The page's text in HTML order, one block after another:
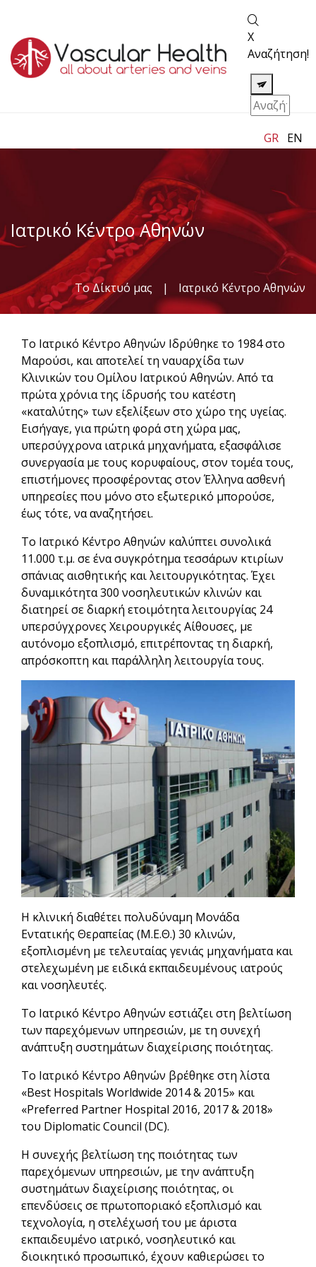
X
Αναζήτηση!
GR EN
Ιατρικό Κέντρο Αθηνών
Το Δίκτυό μας | Ιατρικό Κέντρο Αθηνών
Το Ιατρικό Κέντρο Αθηνών Ιδρύθηκε το 1984 στο
Μαρούσι, και αποτελεί τη ναυαρχίδα των
Κλινικών του Ομίλου Ιατρικού Αθηνών. Από τα
πρώτα χρόνια της ίδρυσής του κατέστη
«καταλύτης» των εξελίξεων στο χώρο της υγείας.
Εισήγαγε, για πρώτη φορά στη χώρα μας,
υπερσύγχρονα ιατρικά μηχανήματα, εξασφάλισε
συνεργασία με τους κορυφαίους, στον τομέα τους,
επιστήμονες προσφέροντας στον Έλληνα ασθενή
υπηρεσίες που μόνο στο εξωτερικό μπορούσε,
έως τότε, να αναζητήσει.
Το Ιατρικό Κέντρο Αθηνών καλύπτει συνολικά
11.000 τ.μ. σε ένα συγκρότημα τεσσάρων κτιρίων
σπάνιας αισθητικής και λειτουργικότητας. Έχει
δυναμικότητα 300 νοσηλευτικών κλινών και
διατηρεί σε διαρκή ετοιμότητα λειτουργίας 24
υπερσύγχρονες Χειρουργικές Αίθουσες, με
αυτόνομο εξοπλισμό, επιτρέποντας τη διαρκή,
απρόσκοπτη και παράλληλη λειτουργία τους.
Η κλινική διαθέτει πολυδύναμη Μονάδα
Εντατικής Θεραπείας (Μ.Ε.Θ.) 30 κλινών,
εξοπλισμένη με τελευταίας γενιάς μηχανήματα και
στελεχωμένη με ειδικά εκπαιδευμένους ιατρούς
και νοσηλευτές.
Το Ιατρικό Κέντρο Αθηνών εστιάζει στη βελτίωση
των παρεχόμενων υπηρεσιών, με τη συνεχή
ανάπτυξη συστημάτων διαχείρισης ποιότητας.
Το Ιατρικό Κέντρο Αθηνών βρέθηκε στη λίστα
«Best Hospitals Worldwide 2014 & 2015» και
«Preferred Partner Hospital 2016, 2017 & 2018»
του Diplomatic Council (DC).
Η συνεχής βελτίωση της ποιότητας των
παρεχόμενων υπηρεσιών, με την ανάπτυξη
συστημάτων διαχείρισης ποιότητας, οι
επενδύσεις σε πρωτοποριακό εξοπλισμό και
τεχνολογία, η στελέχωσή του με άριστα
εκπαιδευμένο ιατρικό, νοσηλευτικό και
διοικητικό προσωπικό, έχουν καθιερώσει το